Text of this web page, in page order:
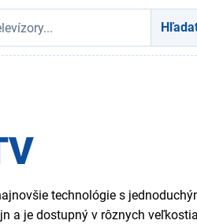
technológie s
a je dostupný v rôznych